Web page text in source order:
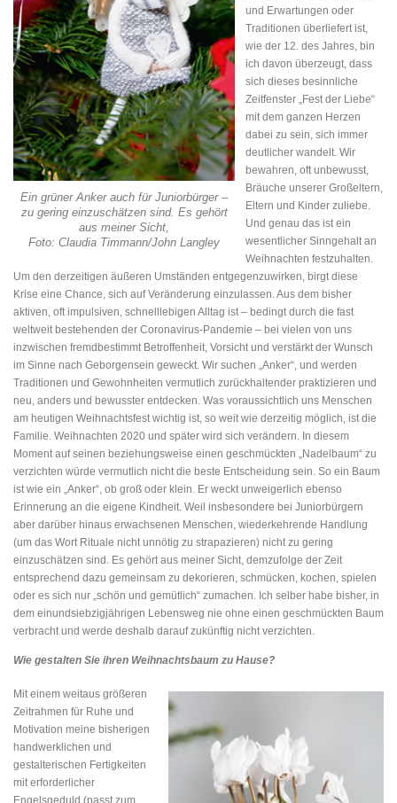
Ein grüner Anker auch für Juniorbürger –
zu gering einzuschätzen sind. Es gehört
aus meiner Sicht,
Foto: Claudia Timmann/John Langley
und Erwartungen oder
Traditionen überliefert ist,
wie der 12. des Jahres, bin
ich davon überzeugt, dass
sich dieses besinnliche
Zeitfenster „Fest der Liebe“
mit dem ganzen Herzen
dabei zu sein, sich immer
deutlicher wandelt. Wir
bewahren, oft unbewusst,
Bräuche unserer Großeltern,
Eltern und Kinder zuliebe.
Und genau das ist ein
wesentlicher Sinngehalt an
Weihnachten festzuhalten.
Um den derzeitigen äußeren Umständen entgegenzuwirken, birgt diese
Krise eine Chance, sich auf Veränderung einzulassen. Aus dem bisher
aktiven, oft impulsiven, schnelllebigen Alltag ist – bedingt durch die fast
weltweit bestehenden der Coronavirus-Pandemie – bei vielen von uns
inzwischen fremdbestimmt Betroffenheit, Vorsicht und verstärkt der Wunsch
im Sinne nach Geborgensein geweckt. Wir suchen „Anker“, und werden
Traditionen und Gewohnheiten vermutlich zurückhaltender praktizieren und
neu, anders und bewusster entdecken. Was voraussichtlich uns Menschen
am heutigen Weihnachtsfest wichtig ist, so weit wie derzeitig möglich, ist die
Familie. Weihnachten 2020 und später wird sich verändern. In diesem
Moment auf seinen beziehungsweise einen geschmückten „Nadelbaum“ zu
verzichten würde vermutlich nicht die beste Entscheidung sein. So ein Baum
ist wie ein „Anker“, ob groß oder klein. Er weckt unweigerlich ebenso
Erinnerung an die eigene Kindheit. Weil insbesondere bei Juniorbürgern
aber darüber hinaus erwachsenen Menschen, wiederkehrende Handlung
(um das Wort Rituale nicht unnötig zu strapazieren) nicht zu gering
einzuschätzen sind. Es gehört aus meiner Sicht, demzufolge der Zeit
entsprechend dazu gemeinsam zu dekorieren, schmücken, kochen, spielen
oder es sich nur „schön und gemütlich“ zumachen. Ich selber habe bisher, in
dem einundsiebzigjährigen Lebensweg nie ohne einen geschmückten Baum
verbracht und werde deshalb darauf zukünftig nicht verzichten.
Wie gestalten Sie ihren Weihnachtsbaum zu Hause?
Mit einem weitaus größeren
Zeitrahmen für Ruhe und
Motivation meine bisherigen
handwerklichen und
gestalterischen Fertigkeiten
mit erforderlicher